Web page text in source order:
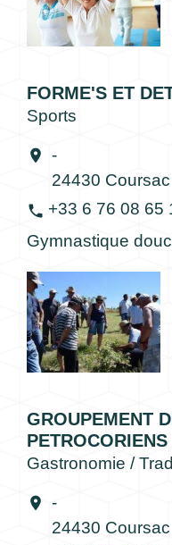
FORME'S ET
Sports
location_on -
24430 Coursac
phone +33 6 76 08 65
Gymnastique
GROUPEMENT
PETROCORIENS
Gastronomie /
location_on -
24430 Coursac